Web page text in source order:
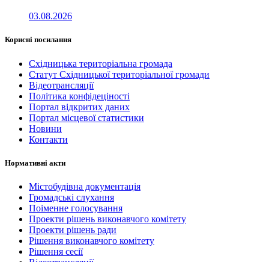
03.08.2026
Корисні посилання
Східницька територіальна громада
Статут Східницької територіальної громади
Відеотрансляції
Політика конфідеціності
Портал відкритих даних
Портал місцевої статистики
Новини
Контакти
Нормативні акти
Містобудівна документація
Громадські слухання
Поіменне голосування
Проекти рішень виконавчого комітету
Проекти рішень ради
Рішення виконавчого комітету
Рішення сесії